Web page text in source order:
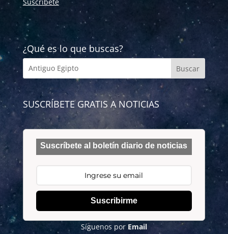
¿Qué es lo que buscas?
SUSCRÍBETE GRATIS A NOTICIAS
Suscríbete al boletín diario de noticias
Suscribirme
Síguenos por Email